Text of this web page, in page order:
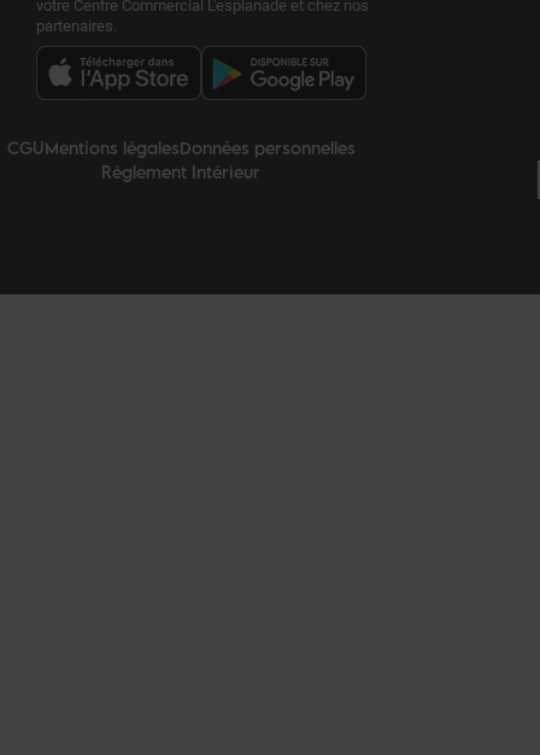
votre Centre Commercial L'esplanade et chez nos
partenaires.
CGUMentions légalesDonnées personnelles
Règlement Intérieur